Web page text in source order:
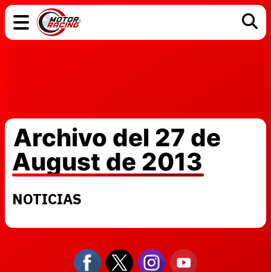
Archivo del 27 de
August de 2013
NOTICIAS